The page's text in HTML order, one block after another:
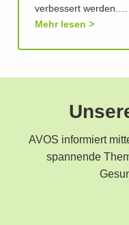
verbessert werden.…
Mehr lesen
AVOS informiert
spannende